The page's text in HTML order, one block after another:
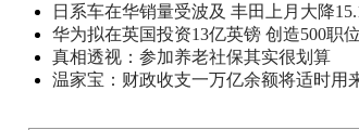
日系车在华销量受波及 丰田上月大降
华为拟在英国投资13亿英镑 创造500职位
真相透视：参加养老社保其实很划算
温家宝：财政收支一万亿余额将适时用